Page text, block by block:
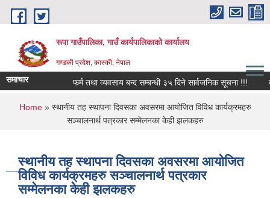
Skip to main content
रूपा गाउँपालिका, गाउँ कार्यपालिकाको कार्यालय
गण्डकी प्रदेश, कास्की, नेपाल
समाचार फर्म तथा व्यवसाय बन्द सम्बन्धी ३५ दिने सार्वजनिक सूचना !!! दुध
You are here
Home» स्थानीय तह स्थापना दिवसका अवसरमा आयोजित विविध कार्यक्रमहरु
सञ्चालनार्थ पत्रकार सम्मेलनका केही झलकहरु
स्थानीय तह स्थापना दिवसका अवसरमा आयोजित
विविध कार्यक्रमहरु सञ्चालनार्थ पत्रकार
सम्मेलनका केही झलकहरु